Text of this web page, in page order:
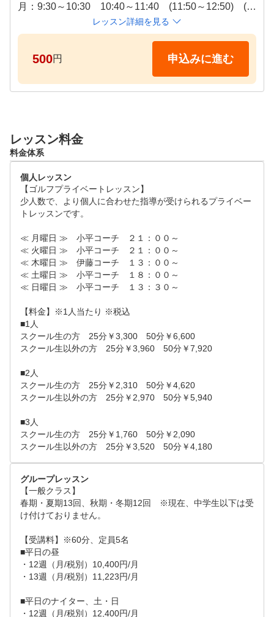
月：9:30～10:30　10:40～11:40　(11:50～12:50)　(1
3:00～14:00)　19:50～20:50　(21：00～22:00)
火：9:30～10:30　19:50～20:50
木：10:40～11:40　(11:50～12:50)　(13:00～14:00)
14:10～15:10　15:20～16:20
金：(16:30～17:30)　(21：00～22:00)
土：10:40～11:40　11:50～12:50　14:10～15:10　(1
レッスン詳細を見る
500円 申込みに進む
レッスン料金
料金体系
個人レッスン
【ゴルフプライベートレッスン】
少人数で、より個人に合わせた指導が受けられるプライベー
トレッスンです。
≪ 月曜日 ≫ 小平コーチ ２１：００～
≪ 火曜日 ≫ 小平コーチ ２１：００～
≪ 木曜日 ≫ 伊藤コーチ １３：００～
≪ 土曜日 ≫ 小平コーチ １８：００～
≪ 日曜日 ≫ 小平コーチ １３：３０～
【料金】※1人当たり ※税込
■1人
スクール生の方　25分￥3,300　50分￥6,600
スクール生以外の方　25分￥3,960　50分￥7,920
■2人
スクール生の方　25分￥2,310　50分￥4,620
スクール生以外の方　25分￥2,970　50分￥5,940
■3人
スクール生の方　25分￥1,760　50分￥2,090
スクール生以外の方　25分￥3,520　50分￥4,180
グループレッスン
【一般クラス】
春期・夏期13回、秋期・冬期12回　※現在、中学生以下は受
け付けておりません。
【受講料】※60分、定員5名
■平日の昼
・12週（月/税別）10,400円/月
・13週（月/税別）11,223円/月
■平日のナイター、土・日
・12週（月/税別）12,400円/月